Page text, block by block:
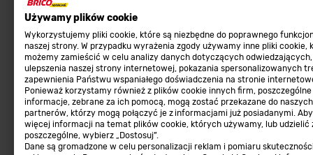
Używamy plików cookie
Wykorzystujemy pliki cookie, które są niezbędne do poprawnego
naszej strony. W przypadku wyrażenia zgody używamy inne pliki cookie,
możemy zamieścić w celu analizy danych dotyczących odwiedzających,
ulepszenia naszej strony internetowej, pokazania spersonalizowanych
zapewnienia Państwu wspaniałego doświadczenia na stronie
Ponieważ korzystamy również z plików cookie innych firm, poszczególne
informacje, zebrane za ich pomocą, mogą zostać przekazane do naszych
partnerów, którzy mogą połączyć je z informacjami już posiadanymi.
więcej informacji na temat plików cookie, których używamy, lub udzielić
poszczególne, wybierz „Dostosuj”.
Dane są gromadzone w celu personalizacji reklam i pomiaru
Farby wewnętrzne białe
Elektryka
Panele
Elektronarzędzia
Płytki
Panele podłogowe
Płyty OSB/HDF
Grabie do ogrodu
Regulaminy
Regulaminy
Polityka prywatności